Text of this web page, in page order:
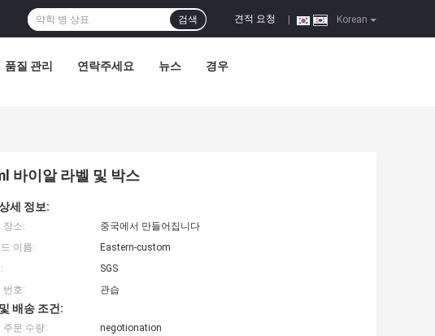
Korean
견적 요청
검색
품질 관리 연락주세요 뉴스 경우
바이알 라벨 및 박스
세 정보:
장소:
중국에서 만들어집니다
이름:
Eastern-custom
SGS
번호:
관습
배송 조건:
주문 수량:
negotionation